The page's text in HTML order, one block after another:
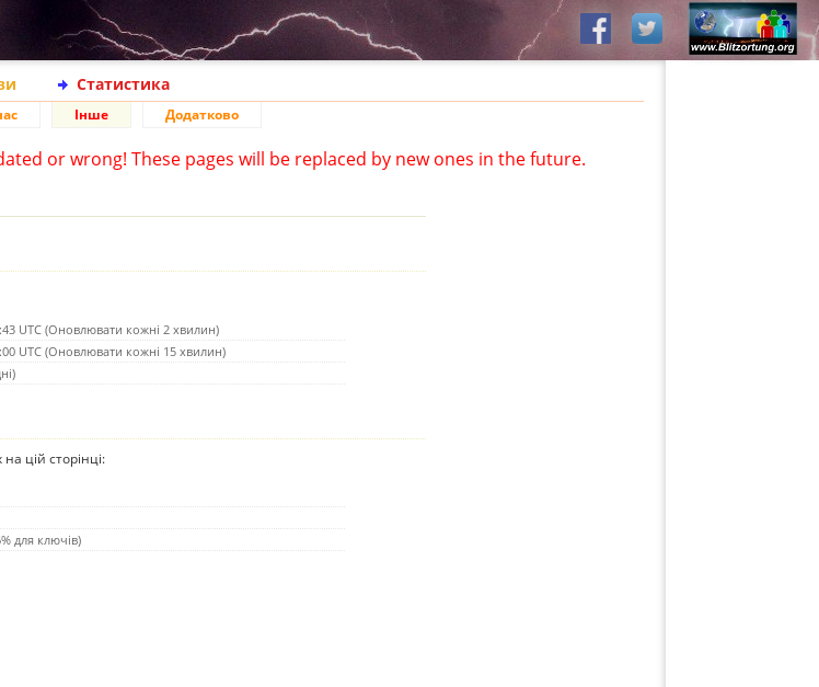
Статистика
Інше Додатково
or wrong! These pages will be replaced by new ones in the future.
UTC (Оновлювати кожні 2 хвилин)
UTC (Оновлювати кожні 15 хвилин)
на цій сторінці:
для ключів)